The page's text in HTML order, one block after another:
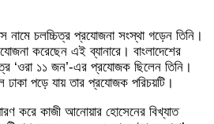
নামে চলচ্চিত্র প্রযোজনা সংস্থা গড়েন তিনি।
করেছেন এই ব্যানারে। বাংলাদেশের
‘ওরা ১১ জন’-এর প্রযোজক ছিলেন তিনি।
পড়ে যায় তার প্রযোজক পরিচয়টি।
করে কাজী আনোয়ার হোসেনের বিখ্যাত